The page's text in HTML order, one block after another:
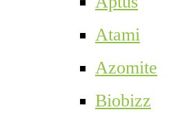
Atami
Azomite
Biobizz